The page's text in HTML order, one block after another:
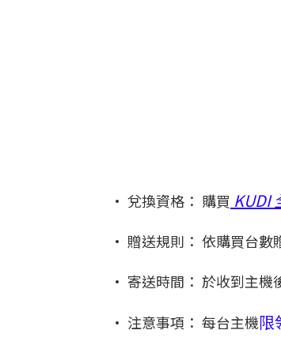
• 兌換資格： 購買 KUDI
• 贈送規則： 依購買台數
• 寄送時間： 於收到主機
• 注意事項： 每台主機限